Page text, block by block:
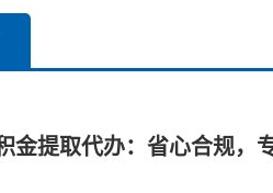
金提取代办：省心合规，